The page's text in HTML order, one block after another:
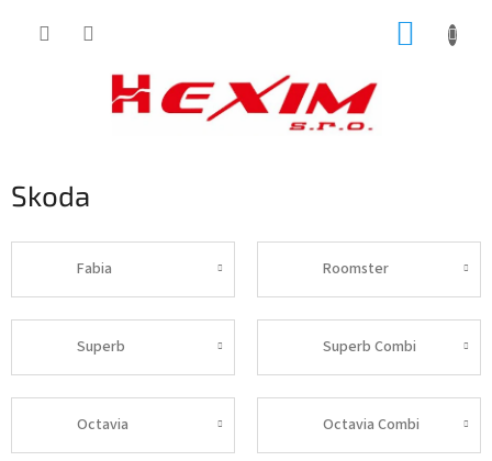
Skoda
Fabia Roomster
Superb Superb Combi
Octavia Octavia Combi